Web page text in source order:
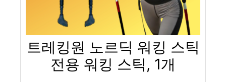
트레킹원 노르딕 워킹 스틱
전용 워킹 스틱, 1개